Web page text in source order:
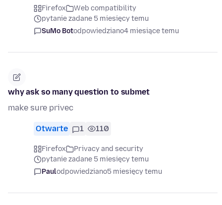
Firefox
Web compatibility
pytanie zadane 5 miesięcy temu
SuMo Botodpowiedziano4 miesiące temu
why ask so many question to submet
make sure privec
Otwarte 1 110
Firefox
Privacy and security
pytanie zadane 5 miesięcy temu
Paulodpowiedziano5 miesięcy temu